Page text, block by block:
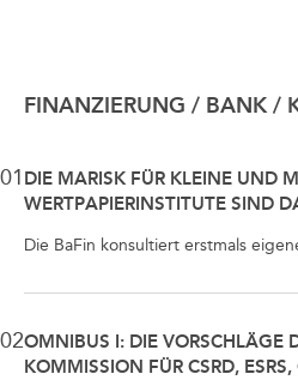
FINANZIERUNG / BANK /
01 DIE MARISK FÜR KLEINE UND
WERTPAPIERINSTITUTE SIND
Die BaFin konsultiert erstmals
02OMNIBUS I: DIE VORSCHLÄGE
KOMMISSION FÜR CSRD,